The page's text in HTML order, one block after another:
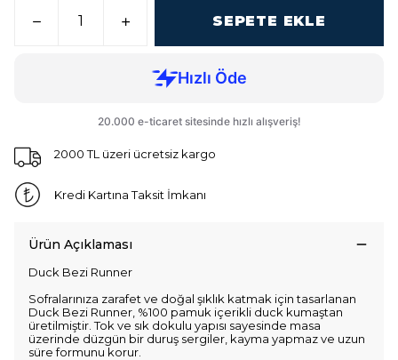
SEPETE EKLE
2000 TL üzeri ücretsiz kargo
Kredi Kartına Taksit İmkanı
Ürün Açıklaması
Duck Bezi Runner
Sofralarınıza zarafet ve doğal şıklık katmak için tasarlanan
Duck Bezi Runner, %100 pamuk içerikli duck kumaştan
üretilmiştir. Tok ve sık dokulu yapısı sayesinde masa
üzerinde düzgün bir duruş sergiler, kayma yapmaz ve uzun
süre formunu korur.